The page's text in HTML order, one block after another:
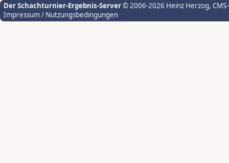
Der Schachturnier-Ergebnis-Server© 2006-2026 Heinz Herzog,
Impressum / Nutzungsbedingungen